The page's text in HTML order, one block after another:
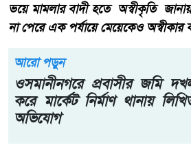
ভয়ে মামলার বাদী হতে অস্বীকৃতি
না পেরে এক পর্যায়ে মেয়েকেও অস্বীকার
আরো পড়ুন
ওসমানীনগরে প্রবাসীর জমি
করে মার্কেট নির্মাণ থানায়
অভিযোগ